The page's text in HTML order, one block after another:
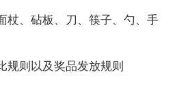
杖、砧板、刀、筷子、勺、手
则以及奖品发放规则